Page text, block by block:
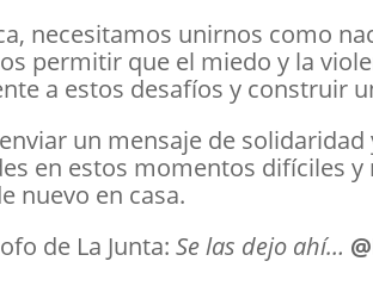
necesitamos unirnos como
permitir que el miedo y la
a estos desafíos y construir
un mensaje de solidaridad
en estos momentos difíciles
nuevo en casa.
de La Junta:Se las dejo ahí…